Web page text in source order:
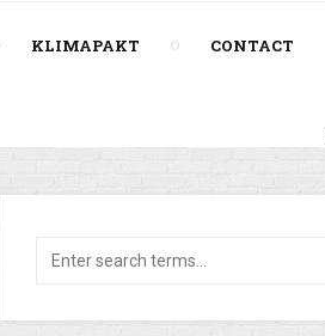
KLIMAPAKT CONTACT